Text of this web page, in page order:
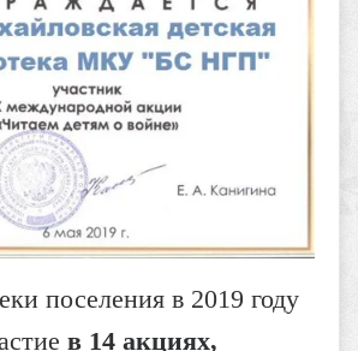
поселения в 2019 году
в 14 акциях,